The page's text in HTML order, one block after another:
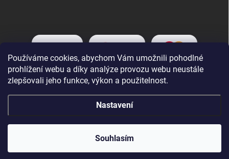
Používáme cookies, abychom Vám umožnili pohodlné
prohlížení webu a díky analýze provozu webu neustále
zlepšovali jeho funkce, výkon a použitelnost.
Nastavení
Souhlasím
Copyright 2026Inhand.cz. Všechna práva vyhrazena.Upravit nastavení
cookies